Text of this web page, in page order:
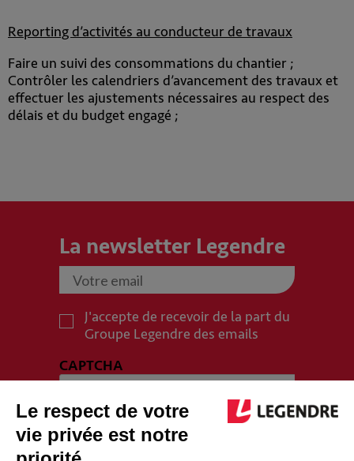
Reporting d’activités au conducteur de travaux
Faire un suivi des consommations du chantier ;
Contrôler les calendriers d’avancement des travaux et
effectuer les ajustements nécessaires au respect des
délais et du budget engagé ;
La newsletter Legendre
J'accepte de recevoir de la part du
Groupe Legendre des emails
CAPTCHA